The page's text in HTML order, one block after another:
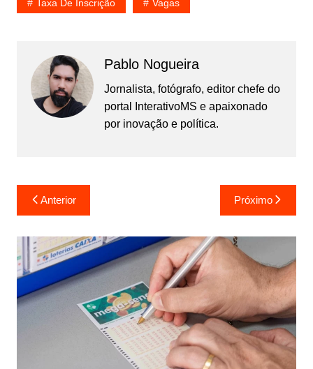
Taxa De Inscrição Vagas
Pablo Nogueira
Jornalista, fotógrafo, editor chefe do
portal InterativoMS e apaixonado
por inovação e política.
Navegação
de
Post
Anterior Próximo